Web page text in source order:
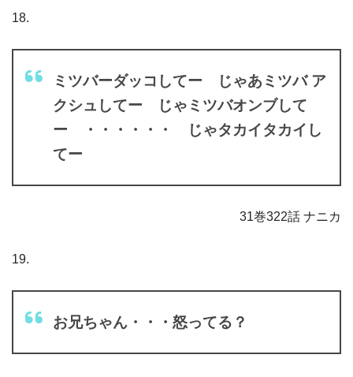
18.
ミツバーダッコしてー じゃあミツバ ア
クシュしてー じゃミツバオンブして
ー ・・・・・・ じゃタカイタカイし
てー
31巻322話 ナニカ
19.
お兄ちゃん・・・怒ってる？